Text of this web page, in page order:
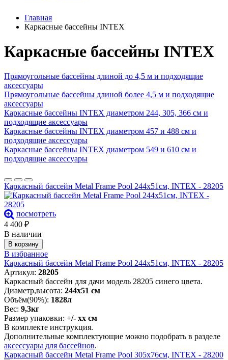
Главная
Каркасные бассейны INTEX
Каркасные бассейны INTEX
Прямоугольные бассейны длиной до 4,5 м и подходящие
аксессуары
Прямоугольные бассейны длиной более 4,5 м и подходящие
аксессуары
Каркасные бассейны INTEX диаметром 244, 305, 366 см и
подходящие аксессуары
Каркасные бассейны INTEX диаметром 457 и 488 cм и
подходящие аксессуары
Каркасные бассейны INTEX диаметром 549 и 610 см и
подходящие аксессуары
Каркасный бассейн Metal Frame Pool 244х51см, INTEX - 28205
посмотреть
4 400 ₽
В наличии
В корзину
В избранное
Каркасный бассейн Metal Frame Pool 244х51см, INTEX - 28205
Артикул: 28205
Каркасный бассейн для дачи модель 28205 синего цвета.
Диаметр,высота: 244х51 см
Объём(90%): 1828л
Вес: 9,3кг
Размер упаковки: +/- хх см
В комплекте инструкция.
Дополнительные комплектующие можно подобрать в разделе
аксессуары для бассейнов.
Каркасный бассейн Metal Frame Pool 305х76см, INTEX - 28200